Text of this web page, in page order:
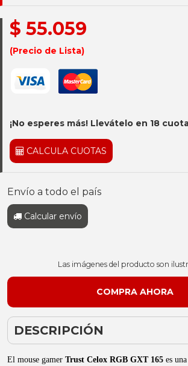
$ 55.059
(Precio de Lista)
¡No esperes más! Llevátelo en 18
CALCULA CUOTAS
Envío a todo el país
Calcular envío
Las imágenes del producto son
DESCRIPCIÓN
El mouse gamer Trust Celox RGB GXT 165 es